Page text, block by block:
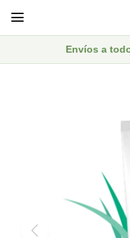

Envíos a todo